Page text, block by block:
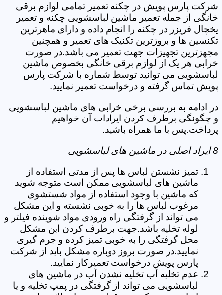
شرکت پارس پویش در چکنه تعمیر تمامی لوازم برقی
خانگی از جمله تعمیر ماشین لباسشویی چکنه و تعمیر
یخچال فریزر در چکنه را انجام داده و دارای ماهرترین
تکنسین ها و بروزترین تکنیک های تعمیر و همچنین
مجهزترین تجهیزات جهت تعمیر می باشد.در صورت
خرابی هر یک از لوازم برقی خانگی بخصوص ماشین
لباسشویی می توانید توسط شماره با شرکت پارس
پویش تماس گرفته و درخواست تعمیر نمایید.
در ادامه به بررسی برخی خرابی های ماشین لباسشویی
و چگونگی برطرف کردن ایرادات آن خواهیم
پرداخت.پس با ما همراه باشید.
8 ایراد اصلی در ماشین های لباسشویی
تمیز نشستن لباس ها پس از مدتی استفاده از
ماشین های لباسشویی ممکن است متوجه شوید
که ماشین با وجود استفاده از مواد شستشوی
مرغوب لباس ها را به خوبی نشسته و این مشکل
می تواند از گرفتگی راه ورودی مواد شوینده فیلتر و
لوله تخلیه باشد.جهت برطرف کردن این مشکل
محل گرفتگی را به خوبی تمیز کرده و جرم گیری
نمایید.در صورت بروز دوباره مشکل باید از شرکت
پارس پویش درخواست تعمیرکار نمایید.
عدم تخلیه آب تخلیه نشدن آب در ماشین های
لباسشویی می تواند از گرفتگی در پمپ تخلیه و یا